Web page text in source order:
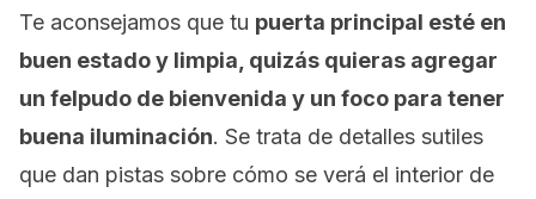
Te aconsejamos que tu puerta principal esté en
buen estado y limpia, quizás quieras agregar
un felpudo de bienvenida y un foco para tener
buena iluminación. Se trata de detalles sutiles
que dan pistas sobre cómo se verá el interior de